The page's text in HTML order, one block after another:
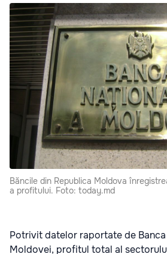
Băncile din Republica Moldova
a profitului. Foto: today.md
Potrivit datelor raportate de
Moldovei, profitul total al